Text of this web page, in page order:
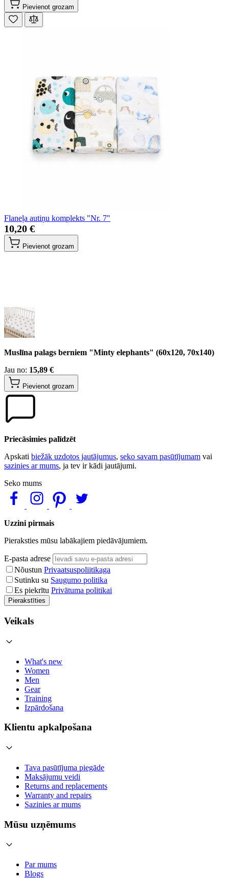
Pievienot grozam
Flaneļa autiņu komplekts "Nr. 7"
10,20 €
Pievienot grozam
Muslīna palags berniem "Minty elephants" (60x120, 70x140)
Jau no: 15,89 €
Pievienot grozam
Priecāsimies palīdzēt
Apskati biežāk uzdotos jautājumus, seko savam pasūtījumam vai
sazinies ar mums, ja tev ir kādi jautājumi.
Seko mums
Uzzini pirmais
Pieraksties mūsu labākajiem piedāvājumiem.
E-pasta adrese
Nõustun Privaatsuspoliitikaga
Sutinku su Saugumo politika
Es piekrītu Privātuma politikai
Pierakstīties
Veikals
What's new
Women
Men
Gear
Training
Izpārdošana
Klientu apkalpošana
Tava pasūtījuma piegāde
Maksājumu veidi
Returns and replacements
Warranty and repairs
Sazinies ar mums
Mūsu uzņēmums
Par mums
Blogs